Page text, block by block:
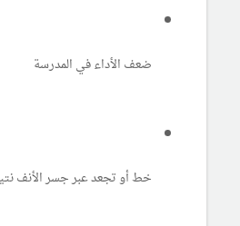
ضعف الأداء في المدرسة
خط أو تجعد عبر جسر الأنف